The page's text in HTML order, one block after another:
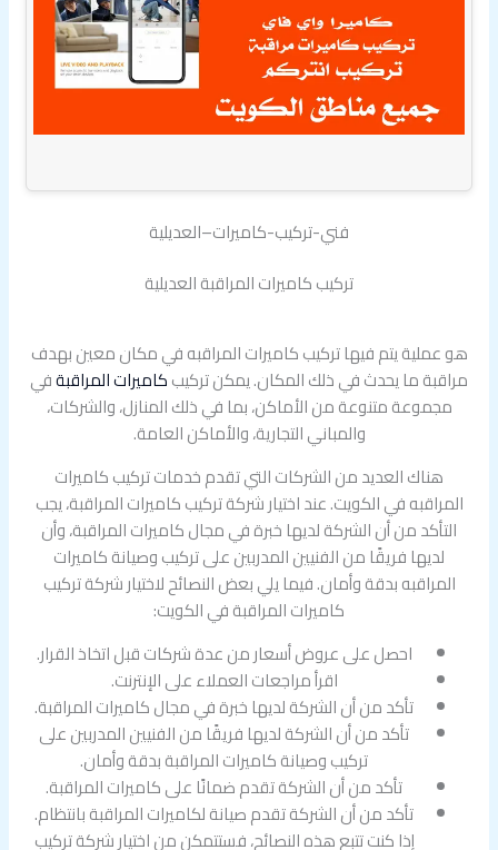
فني-تركيب-كاميرات–العديلية
تركيب كاميرات المراقبة العديلية
هو عملية يتم فيها تركيب كاميرات المراقبه في مكان معين بهدف
مراقبة ما يحدث في ذلك المكان. يمكن تركيبكاميرات المراقبةفي
مجموعة متنوعة من الأماكن، بما في ذلك المنازل، والشركات،
والمباني التجارية، والأماكن العامة.
هناك العديد من الشركات التي تقدم خدمات تركيب كاميرات
المراقبه في الكويت. عند اختيار شركة تركيب كاميرات المراقبة، يجب
التأكد من أن الشركة لديها خبرة في مجال كاميرات المراقبة، وأن
لديها فريقًا من الفنيين المدربين على تركيب وصيانة كاميرات
المراقبه بدقة وأمان. فيما يلي بعض النصائح لاختيار شركة تركيب
كاميرات المراقبة في الكويت:
احصل على عروض أسعار من عدة شركات قبل اتخاذ القرار.
اقرأ مراجعات العملاء على الإنترنت.
تأكد من أن الشركة لديها خبرة في مجال كاميرات المراقبة.
تأكد من أن الشركة لديها فريقًا من الفنيين المدربين على
تركيب وصيانة كاميرات المراقبة بدقة وأمان.
تأكد من أن الشركة تقدم ضمانًا على كاميرات المراقبة.
تأكد من أن الشركة تقدم صيانة لكاميرات المراقبة بانتظام.
إذا كنت تتبع هذه النصائح، فستتمكن من اختيار شركة تركيب